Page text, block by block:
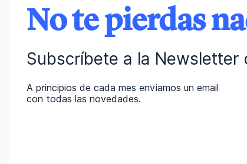
No te pierdas
Subscríbete a la Newsletter
A principios de cada mes enviamos un email
con todas las novedades.